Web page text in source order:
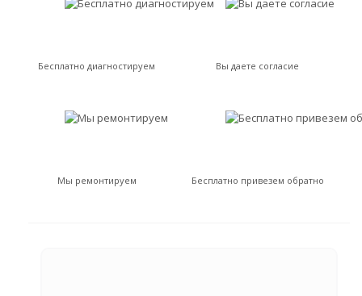
Бесплатно диагностируем Вы даете согласие
Мы ремонтируем Бесплатно привезем обратно